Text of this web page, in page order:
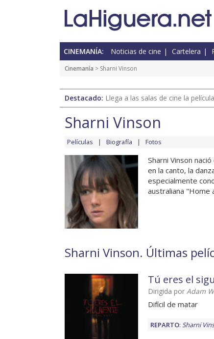
CINEMANÍA: Noticias de cine Cartelera
Cinemanía > Sharni Vinson
Destacado: Llega a las salas de cine la
Sharni Vinson
Películas Biografía Fotos
Sharni Vinson
en la canto, la
especialmente
australiana "Home
Sharni Vinson. Últimas
Tú eres el
Dirigida por Adam
Difícil de matar
REPARTO: Sharni